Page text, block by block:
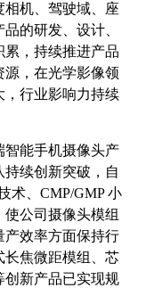
机、驾驶域、座
的研发、设计、
，持续推进产品
，在光学影像领
，行业影响力持续
智能手机摄像头产
续创新突破，自
术、CMP/GMP 小
公司摄像头模组
产效率方面保持行
长焦微距模组、芯
创新产品已实现规